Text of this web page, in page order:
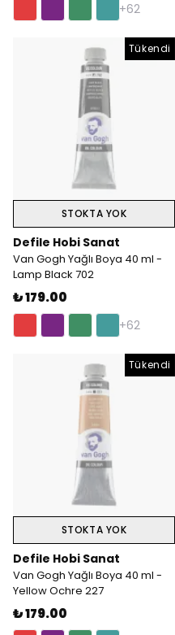
+62
Tükendi
STOKTA YOK
Defile Hobi Sanat
Van Gogh Yağlı Boya 40 ml -
Lamp Black 702
₺ 179.00
+62
Tükendi
STOKTA YOK
Defile Hobi Sanat
Van Gogh Yağlı Boya 40 ml -
Yellow Ochre 227
₺ 179.00